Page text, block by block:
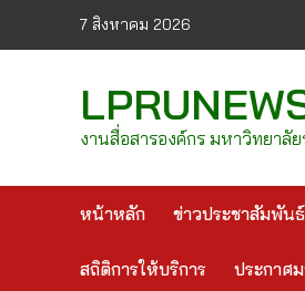
7 สิงหาคม 2026
งานสื่อสารองค์กร มหาวิทยาลั
หน้าหลัก ข่าวประชาสัมพันธ์
สถิติการให้บริการ ประกาศ